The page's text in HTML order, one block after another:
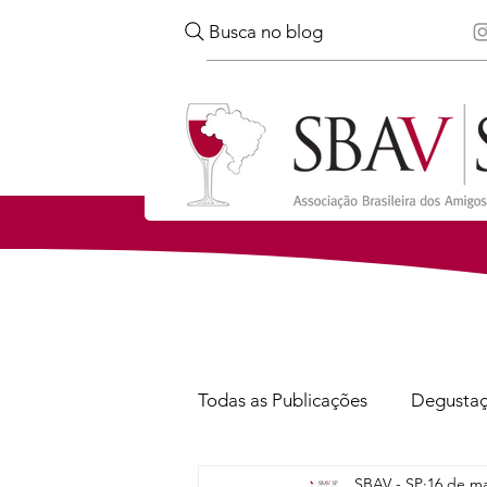
Busca no blog
Todas as Publicações